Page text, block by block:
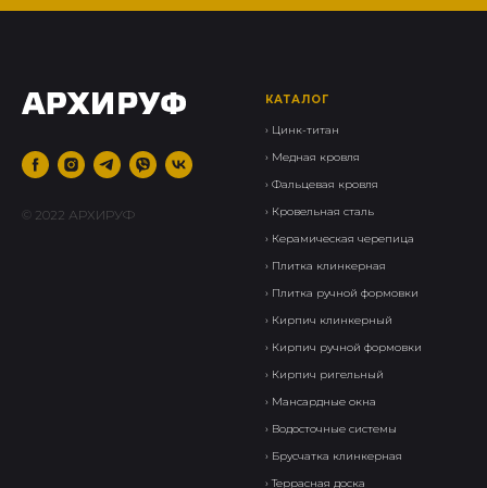
© 2022 АРХИРУФ
КАТАЛОГ
› Цинк-титан
› Медная кровля
› Фальцевая кровля
› Кровельная сталь
› Керамическая черепица
› Плитка клинкерная
› Плитка ручной формовки
› Кирпич клинкерный
› Кирпич ручной формовки
› Кирпич ригельный
› Мансардные окна
› Водосточные системы
› Брусчатка клинкерная
›Террасная доска